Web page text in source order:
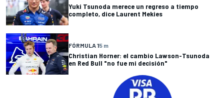
Yuki Tsunoda merece un regreso a tiempo
completo, dice Laurent Mekies
FÓRMULA 15 m
Christian Horner: el cambio Lawson-Tsunoda
en Red Bull "no fue mi decisión"